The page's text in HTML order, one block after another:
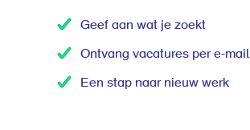
Geef aan wat je zoekt
Ontvang vacatures per e-mail
Een stap naar nieuw werk